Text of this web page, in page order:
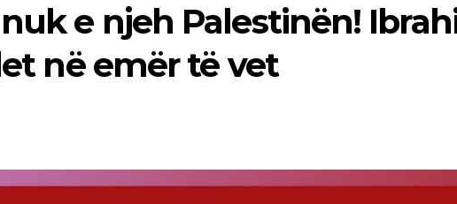
e njeh Palestinën!
në emër të vet